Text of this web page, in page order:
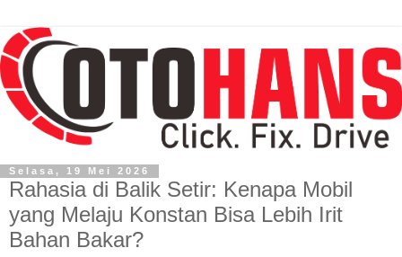
Selasa, 19 Mei 2026
Rahasia di Balik Setir: Kenapa Mobil
yang Melaju Konstan Bisa Lebih Irit
Bahan Bakar?